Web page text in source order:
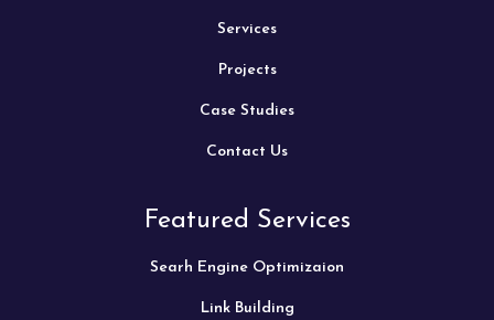
Services
Projects
Case Studies
Contact Us
Featured Services
Searh Engine Optimizaion
Link Building